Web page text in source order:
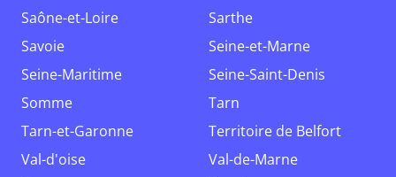
Saône-et-Loire
Sarthe
Savoie
Seine-et-Marne
Seine-Maritime
Seine-Saint-Denis
Somme
Tarn
Tarn-et-Garonne
Territoire de Belfort
Val-d'oise
Val-de-Marne